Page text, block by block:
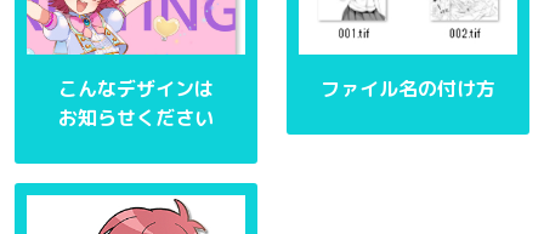
こんなデザインは
お知らせください
ファイル名の付け方